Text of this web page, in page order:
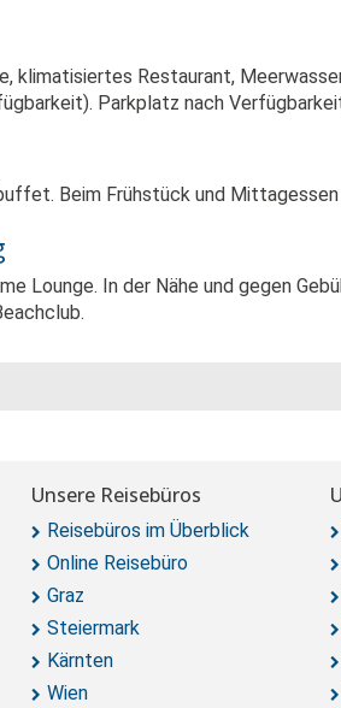
klimatisiertes Restaurant,
Parkplatz nach
Beim Frühstück und
Lounge. In der Nähe und gegen
Unsere Reisebüros
Reisebüros im Überblick
Online Reisebüro
Graz
Steiermark
Kärnten
Wien